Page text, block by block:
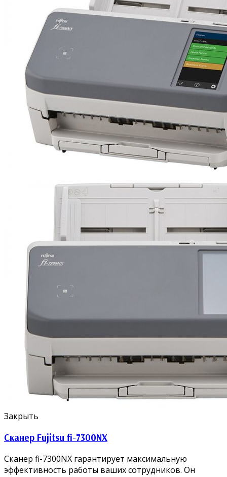
Закрыть
Сканер Fujitsu fi-7300NX
Сканер fi-7300NX гарантирует максимальную
эффективность работы ваших сотрудников. Он